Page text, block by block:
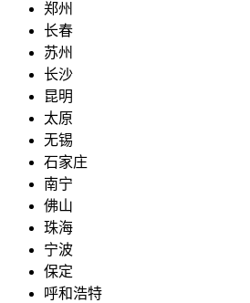
郑州
长春
苏州
长沙
昆明
太原
无锡
石家庄
南宁
佛山
珠海
宁波
保定
呼和浩特